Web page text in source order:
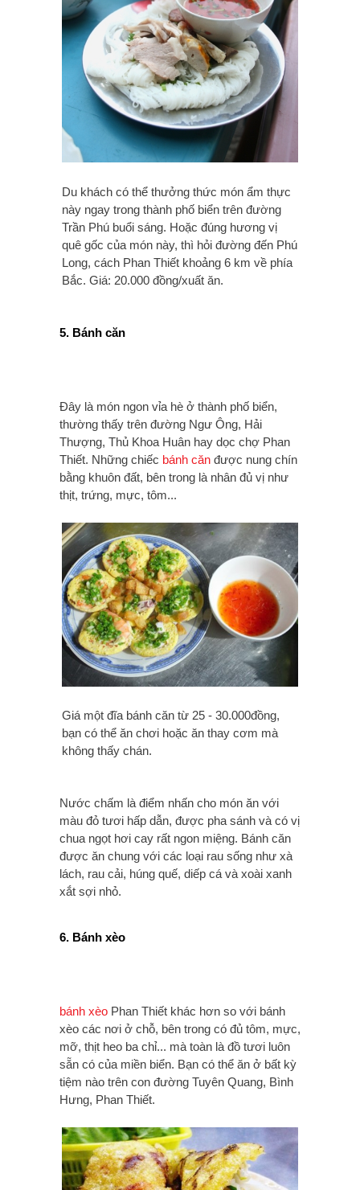
Du khách có thể thưởng thức món ẩm thực
này ngay trong thành phố biển trên đường
Trần Phú buổi sáng. Hoặc đúng hương vị
quê gốc của món này, thì hỏi đường đến Phú
Long, cách Phan Thiết khoảng 6 km về phía
Bắc. Giá: 20.000 đồng/xuất ăn.
5. Bánh căn
Đây là món ngon vỉa hè ở thành phố biển,
thường thấy trên đường Ngư Ông, Hải
Thượng, Thủ Khoa Huân hay dọc chợ Phan
Thiết. Những chiếc bánh căn được nung chín
bằng khuôn đất, bên trong là nhân đủ vị như
thịt, trứng, mực, tôm...
Giá một đĩa bánh căn từ 25 - 30.000đồng,
bạn có thể ăn chơi hoặc ăn thay cơm mà
không thấy chán.
Nước chấm là điểm nhấn cho món ăn với
màu đỏ tươi hấp dẫn, được pha sánh và có vị
chua ngọt hơi cay rất ngon miệng. Bánh căn
được ăn chung với các loại rau sống như xà
lách, rau cải, húng quế, diếp cá và xoài xanh
xắt sợi nhỏ.
6. Bánh xèo
bánh xèo Phan Thiết khác hơn so với bánh
xèo các nơi ở chỗ, bên trong có đủ tôm, mực,
mỡ, thịt heo ba chỉ... mà toàn là đồ tươi luôn
sẵn có của miền biển. Bạn có thể ăn ở bất kỳ
tiệm nào trên con đường Tuyên Quang, Bình
Hưng, Phan Thiết.